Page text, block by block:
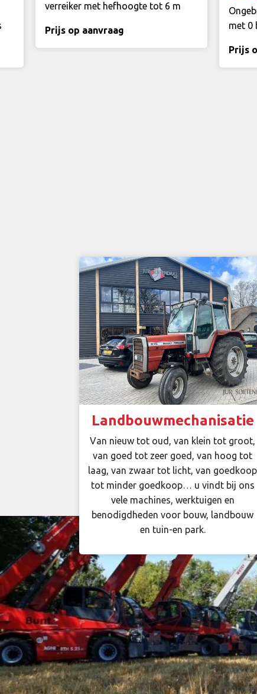
verreiker met hefhoogte tot 6 m
Prijs op aanvraag
met 0
Prijs
Landbouwmechanisatie
Van nieuw tot oud, van klein tot groot,
van goed tot zeer goed, van hoog tot
laag, van zwaar tot licht, van goedkoop
tot minder goedkoop… u vindt bij ons
vele machines, werktuigen en
benodigdheden voor bouw, landbouw
en tuin-en park.